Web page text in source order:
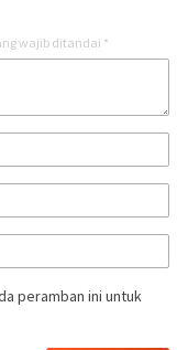
wajib ditandai *
peramban ini untuk